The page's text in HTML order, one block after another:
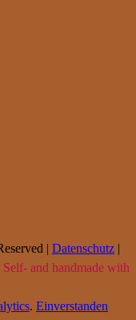
| Datenschutz |
Self- and handmade with
. Einverstanden